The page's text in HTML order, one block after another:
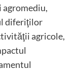
agromediu,
diferiţilor
agricole,